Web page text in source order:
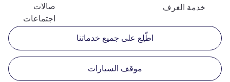
صالات
اجتماعات
خدمة الغرف
اطّلِع على جميع خدماتنا
موقف السيارات